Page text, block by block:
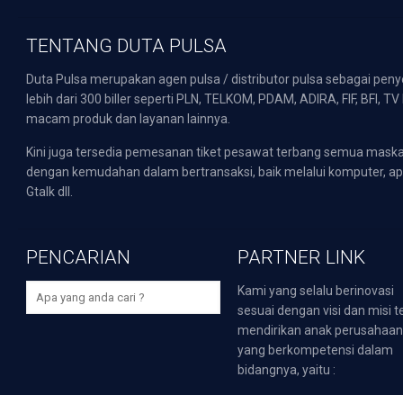
TENTANG DUTA PULSA
Duta Pulsa merupakan agen pulsa / distributor pulsa sebagai
lebih dari 300 biller seperti PLN, TELKOM, PDAM, ADIRA, FIF,
macam produk dan layanan lainnya.
Kini juga tersedia pemesanan tiket pesawat terbang semua
dengan kemudahan dalam bertransaksi, baik melalui komputer,
Gtalk dll.
PENCARIAN PARTNER LINK
Kami yang selalu berinovasi
sesuai dengan visi dan misi
mendirikan anak perusahaan
yang berkompetensi dalam
bidangnya, yaitu :